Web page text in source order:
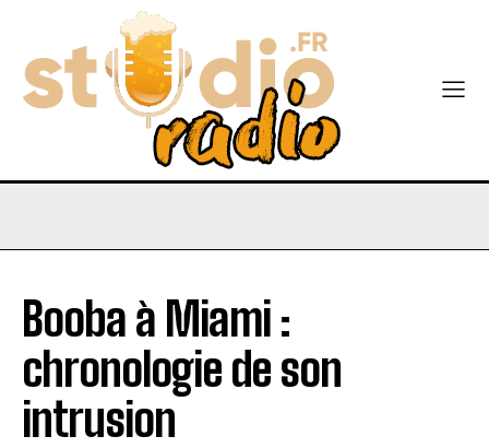
Booba à Miami :
chronologie de son
intrusion